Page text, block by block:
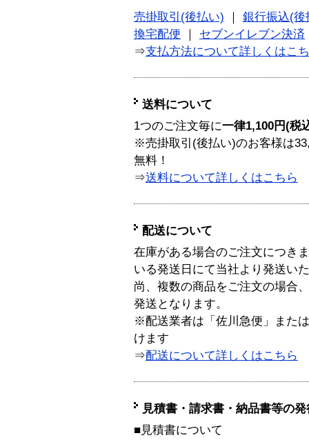
売掛取引(後払い)
銀行振込(後
換宅配便
セブンイレブン決済
⇒支払方法について詳しくはこ
送料について
1つのご注文毎に一律1,100円(税
※売掛取引(後払い)のお客様は
無料！
⇒送料について詳しくはこちら
配送について
在庫がある場合のご注文につき
いる発送日にて当社より発送い
尚、複数の商品をご注文の場合
発送となります。
※配送業者は「佐川急便」また
けます
⇒配送について詳しくはこちら
見積書・請求書・納品書等の
■見積書について